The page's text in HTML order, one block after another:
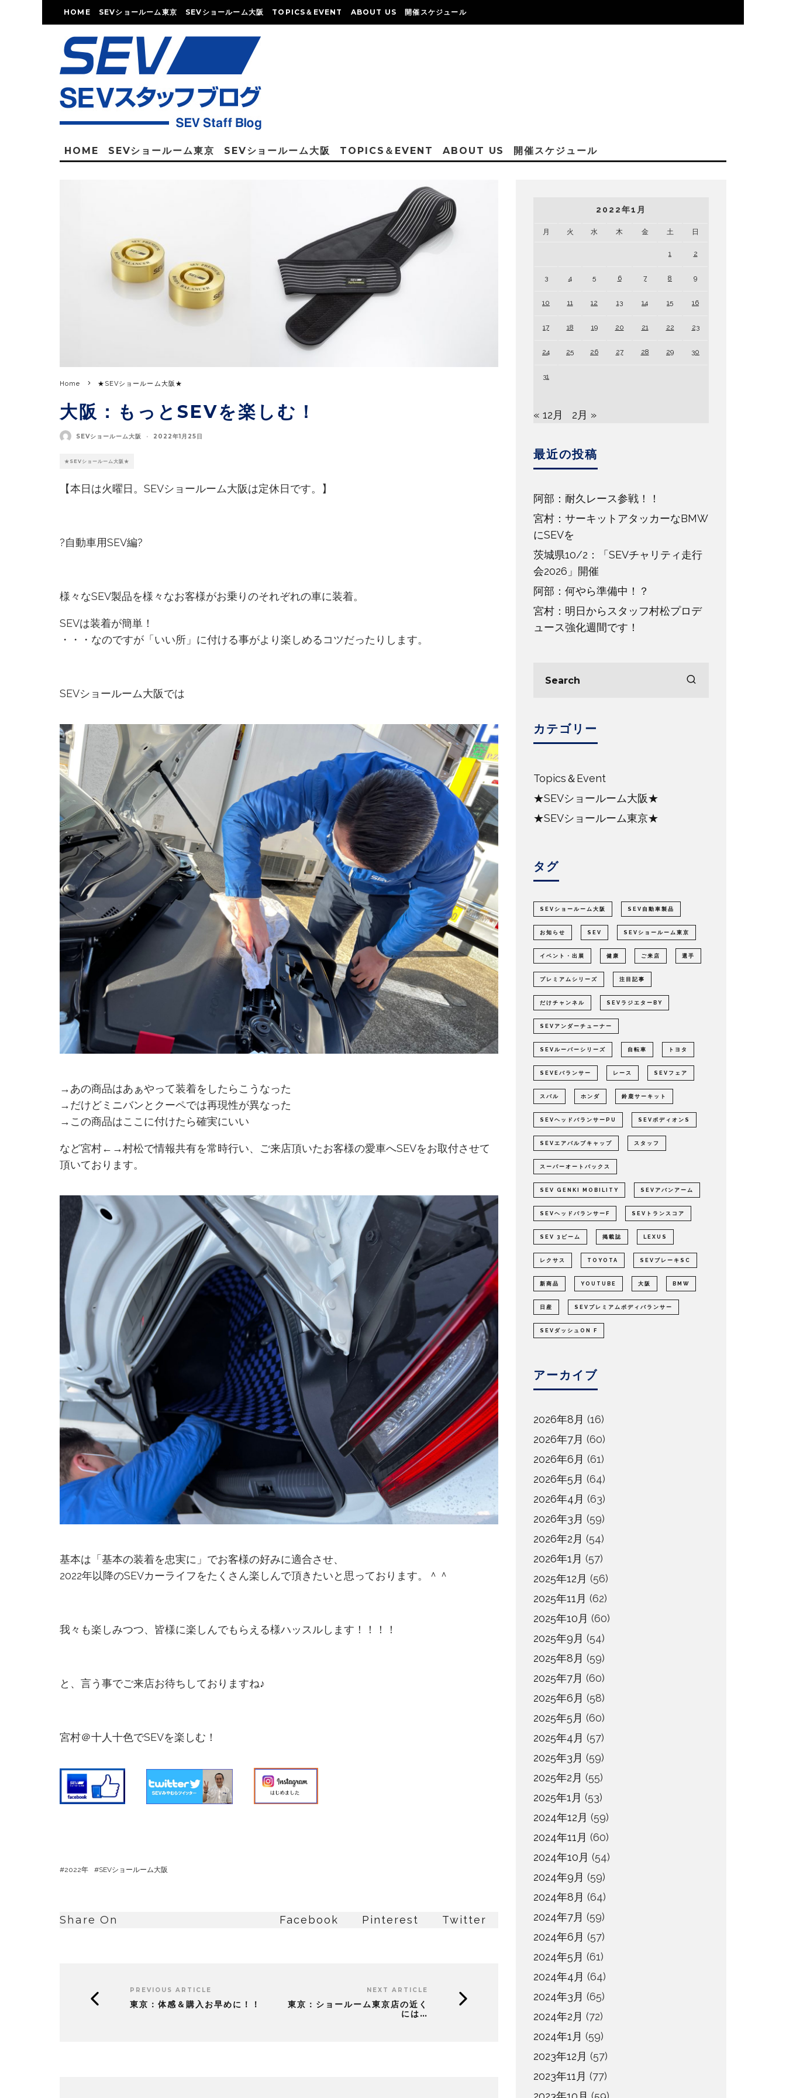
HOME SEVショールーム東京 SEVショールーム大阪 TOPICS＆EVENT ABOUT US 開催スケジュール
HOME SEVショールーム東京 SEVショールーム大阪 TOPICS＆EVENT ABOUT US 開催スケジュール
Home ★SEVショールーム大阪★
大阪：もっとSEVを楽しむ！
SEVショールーム大阪 · 2022年1月25日
★SEVショールーム大阪★
【本日は火曜日。SEVショールーム大阪は定休日です。】
?自動車用SEV編?
様々なSEV製品を様々なお客様がお乗りのそれぞれの車に装着。
SEVは装着が簡単！
・・・なのですが「いい所」に付ける事がより楽しめるコツだったりします。
SEVショールーム大阪では
→あの商品はあぁやって装着をしたらこうなった
→だけどミニバンとクーペでは再現性が異なった
→この商品はここに付けたら確実にいい
など宮村←→村松で情報共有を常時行い、ご来店頂いたお客様の愛車へSEVをお取付させて
頂いております。
基本は「基本の装着を忠実に」でお客様の好みに適合させ、
2022年以降のSEVカーライフをたくさん楽しんで頂きたいと思っております。＾＾
我々も楽しみつつ、皆様に楽しんでもらえる様ハッスルします！！！！
と、言う事でご来店お待ちしておりますね♪
宮村＠十人十色でSEVを楽しむ！
2022年 SEVショールーム大阪
Share On Facebook Pinterest Twitter
PREVIOUS ARTICLE
東京：体感＆購入お早めに！！
NEXT ARTICLE
東京：ショールーム東京店の近く
には…
2022年1月
月 火 水 木 金 土 日
1 2
3 4 5 6 7 8 9
10 11 12 13 14 15 16
17 18 19 20 21 22 23
24 25 26 27 28 29 30
31
« 12月 2月 »
最近の投稿
阿部：耐久レース参戦！！
宮村：サーキットアタッカーなBMW
にSEVを
茨城県10/2：「SEVチャリティ走行
会2026」開催
阿部：何やら準備中！？
宮村：明日からスタッフ村松プロデ
ュース強化週間です！
カテゴリー
Topics＆Event
★SEVショールーム大阪★
★SEVショールーム東京★
タグ
SEVショールーム大阪 SEV自動車製品
お知らせ SEV SEVショールーム東京
イベント・出展 健康 ご来店 選手
プレミアムシリーズ 注目記事
だけチャンネル SEVラジエターBY
SEVアンダーチューナー
SEVルーパーシリーズ 自転車 トヨタ
SEVEバランサー レース SEVフェア
スバル ホンダ 鈴鹿サーキット
SEVヘッドバランサーPU SEVボディオンS
SEVエアバルブキャップ スタッフ
スーパーオートバックス
SEV GENKI MOBILITY SEVアバンアーム
SEVヘッドバランサーF SEVトランスコア
SEV 3ビーム 掲載誌 LEXUS
レクサス TOYOTA SEVブレーキSC
新商品 YOUTUBE 大阪 BMW
日産 SEVプレミアムボディバランサー
SEVダッシュON F
アーカイブ
2026年8月 (16)
2026年7月 (60)
2026年6月 (61)
2026年5月 (64)
2026年4月 (63)
2026年3月 (59)
2026年2月 (54)
2026年1月 (57)
2025年12月 (56)
2025年11月 (62)
2025年10月 (60)
2025年9月 (54)
2025年8月 (59)
2025年7月 (60)
2025年6月 (58)
2025年5月 (60)
2025年4月 (57)
2025年3月 (59)
2025年2月 (55)
2025年1月 (53)
2024年12月 (59)
2024年11月 (60)
2024年10月 (54)
2024年9月 (59)
2024年8月 (64)
2024年7月 (59)
2024年6月 (57)
2024年5月 (61)
2024年4月 (64)
2024年3月 (65)
2024年2月 (72)
2024年1月 (59)
2023年12月 (57)
2023年11月 (77)